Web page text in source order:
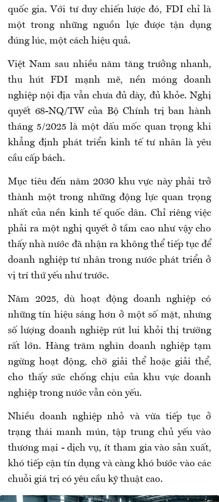
quốc gia. Với tư duy chiến lược đó, FDI chỉ là
một trong những nguồn lực được tận dụng
đúng lúc, một cách hiệu quả.
Việt Nam sau nhiều năm tăng trưởng nhanh,
thu hút FDI mạnh mẽ, nền móng doanh
nghiệp nội địa vẫn chưa đủdày, đủ khỏe. Nghị
quyết 68-NQ/TW của Bộ Chính trị ban hành
tháng 5/2025 là một dấu mốc quan trọng khi
khẳng định phát triển kinh tế tư nhân là yêu
cầu cấp bách.
Mục tiêu đến năm 2030 khu vực này phải trở
thành một trong những động lực quan trọng
nhất của nền kinh tế quốc dân. Chỉ riêng việc
phải ra một nghị quyết ở tầm cao như vậy cho
thấy nhà nước đã nhận ra không thể tiếp tục để
doanh nghiệp tư nhân trong nước phát triển ở
vị trí thứ yếu như trước.
Năm 2025, dù hoạt động doanh nghiệp có
những tín hiệu sáng hơn ở một số mặt, nhưng
số lượng doanh nghiệp rút lui khỏi thị trường
rất lớn. Hàng trăm nghìn doanh nghiệp tạm
ngừng hoạt động, chờ giải thể hoặc giải thể,
cho thấy sức chống chịu của khu vực doanh
nghiệp trong nước vẫn còn yếu.
Nhiều doanh nghiệp nhỏ và vừa tiếp tục ở
trạng thái manh mún, tập trung chủ yếu vào
thương mại - dịch vụ, ít tham gia vào sản xuất,
khó tiếp cận tín dụng và càng khó bước vào các
chuỗi giá trị có yêu cầu kỹ thuật cao.